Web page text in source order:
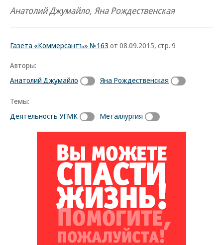
Анатолий Джумайло, Яна Рождественская
Газета «Коммерсантъ» №163 от 08.09.2015, стр. 9
Авторы:
Анатолий Джумайло
Яна Рождественская
Темы:
Деятельность УГМК
Металлургия